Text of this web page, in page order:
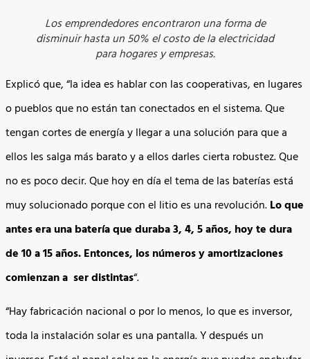
Los emprendedores encontraron una forma de
disminuir hasta un 50% el costo de la electricidad
para hogares y empresas.
Explicó que, “la idea es hablar con las cooperativas, en lugares
o pueblos que no están tan conectados en el sistema. Que
tengan cortes de energía y llegar a una solución para que a
ellos les salga más barato y a ellos darles cierta robustez. Que
no es poco decir. Que hoy en día el tema de las baterías está
muy solucionado porque con el litio es una revolución.Lo que
antes era una batería que duraba 3, 4, 5 años, hoy te dura
de 10 a 15 años. Entonces, los números y amortizaciones
comienzan a ser distintas“.
“Hay fabricación nacional o por lo menos, lo que es inversor,
toda la instalación solar es una pantalla. Y después un